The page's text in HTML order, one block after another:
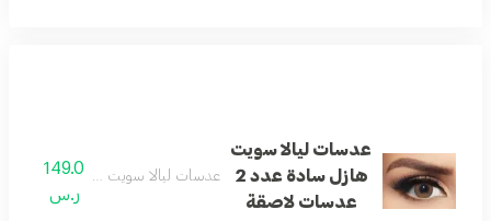
عدسات ليالا سويت
هازل سادة عدد 2
عدسات لاصقة
عدسات ليالا سويت هازل سادة عدد 2 عدسات لاصقة
149.0
ر.س